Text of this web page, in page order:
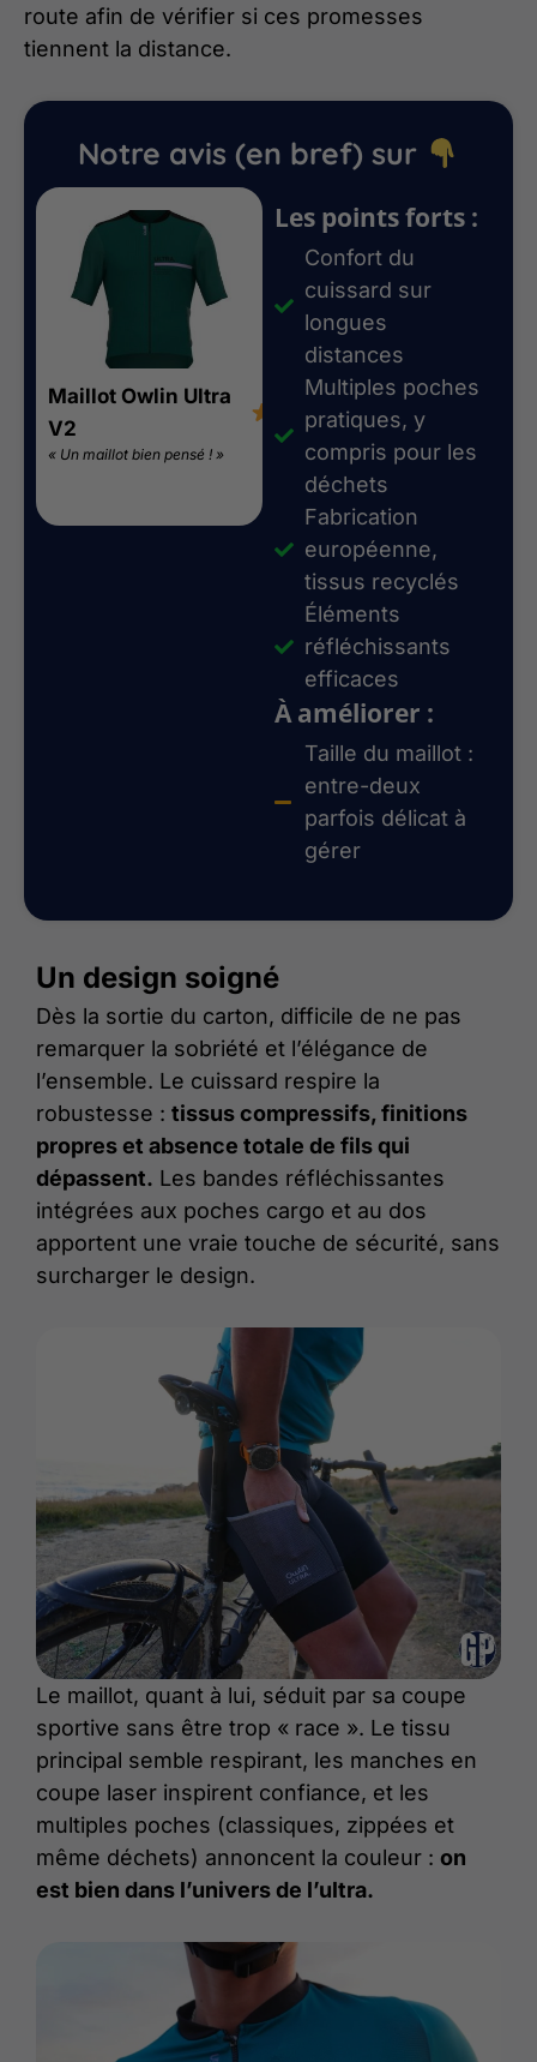
route afin de vérifier si ces promesses
tiennent la distance.
Notre avis (en bref) sur
Maillot Owlin Ultra
V2
4.2/5
« Un maillot bien pensé ! »
Cuissard Owlin
Ultra V2
« Une valeur sûre pour
l’ultra-cyclisme »
Les points forts :
Confort du
cuissard sur
longues
distances
Multiples poches
pratiques, y
compris pour les
déchets
Fabrication
européenne,
tissus recyclés
Éléments
réfléchissants
efficaces
À améliorer :
Taille du maillot :
entre-deux
parfois délicat à
gérer
Un design soigné
Dès la sortie du carton, difficile de ne pas
remarquer la sobriété et l’élégance de
l’ensemble. Le cuissard respire la
robustesse : tissus compressifs, finitions
propres et absence totale de fils qui
dépassent. Les bandes réfléchissantes
intégrées aux poches cargo et au dos
apportent une vraie touche de sécurité, sans
surcharger le design.
Le maillot, quant à lui, séduit par sa coupe
sportive sans être trop « race ». Le tissu
principal semble respirant, les manches en
coupe laser inspirent confiance, et les
multiples poches (classiques, zippées et
même déchets) annoncent la couleur : on
est bien dans l’univers de l’ultra.